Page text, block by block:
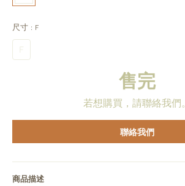
尺寸 : F
F
售完
若想購買，請聯絡我們。
聯絡我們
商品描述